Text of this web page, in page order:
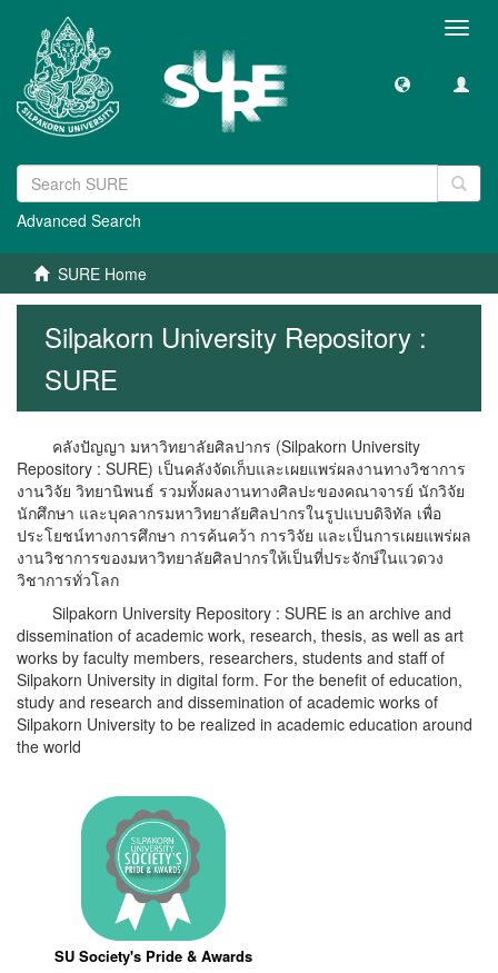
Advanced Search
SURE Home
Silpakorn University Repository :
SURE
คลังปัญญา มหาวิทยาลัยศิลปากร (Silpakorn University
Repository : SURE) เป็นคลังจัดเก็บและเผยแพร่ผลงานทางวิชาการ
งานวิจัย วิทยานิพนธ์ รวมทั้งผลงานทางศิลปะของคณาจารย์ นักวิจัย
นักศึกษา และบุคลากรมหาวิทยาลัยศิลปากรในรูปแบบดิจิทัล เพื่อ
ประโยชน์ทางการศึกษา การค้นคว้า การวิจัย และเป็นการเผยแพร่ผล
งานวิชาการของมหาวิทยาลัยศิลปากรให้เป็นที่ประจักษ์ในแวดวง
วิชาการทั่วโลก
Silpakorn University Repository : SURE is an archive and
dissemination of academic work, research, thesis, as well as art
works by faculty members, researchers, students and staff of
Silpakorn University in digital form. For the benefit of education,
study and research and dissemination of academic works of
Silpakorn University to be realized in academic education around
the world
SU Society's Pride & Awards